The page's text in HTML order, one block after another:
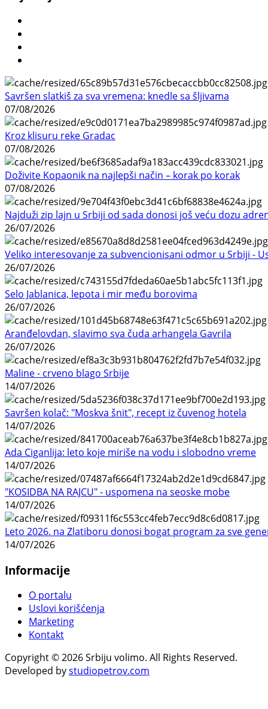
Savršen slatkiš za sva vremena: knedle sa šljivama
07/08/2026
Kroz klisuru reke Gradac
07/08/2026
Doživite Kopaonik na najlepši način – korak po korak
07/08/2026
Najduži zip lajn u Srbiji od sada donosi još veću dozu
26/07/2026
Veliko interesovanje za subvencionisani odmor u Srbiji -
26/07/2026
Selo Jablanica, lepota i mir među borovima
26/07/2026
Aranđelovdan, slavimo sva čuda arhangela Gavrila
26/07/2026
Maline - crveno blago Srbije
14/07/2026
Savršen kolač: "Moskva šnit", recept iz čuvenog hotela
14/07/2026
Ada Ciganlija: leto koje miriše na vodu i slobodno vreme
14/07/2026
"KOSIDBA NA RAJCU" - uspomena na seoske mobe
14/07/2026
Leto 2026. na Zlatiboru donosi bogat program za sve
14/07/2026
Informacije
O portalu
Uslovi korišćenja
Marketing
Kontakt
Copyright © 2026 Srbiju volimo. All Rights Reserved.
Developed bystudiopetrov.com